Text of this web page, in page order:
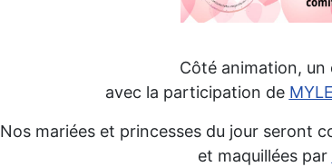
Côté animation, un
avec la participation de
Nos mariées et princesses du jour seront
et maquillées par